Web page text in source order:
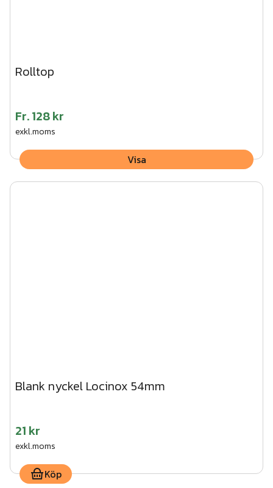
Rolltop
Fr.128 kr
exkl.moms
Visa
Blank nyckel Locinox 54mm
21 kr
exkl.moms
Köp